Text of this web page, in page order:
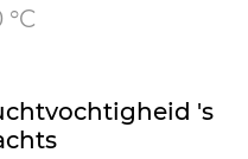
°C
's